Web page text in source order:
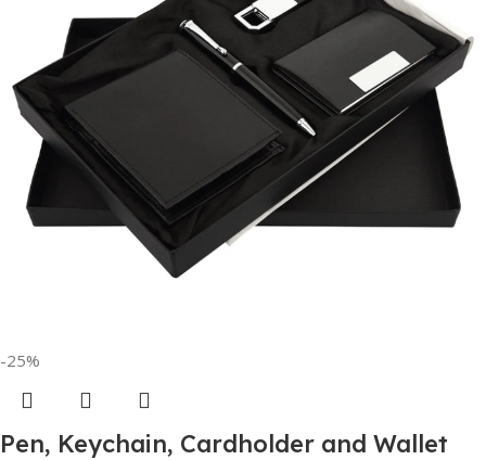
-25%
Pen, Keychain, Cardholder and Wallet